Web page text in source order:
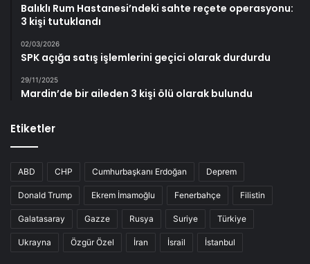
Balıklı Rum Hastanesi’ndeki sahte reçete operasyonu:
3 kişi tutuklandı
02/03/2026
SPK açığa satış işlemlerini geçici olarak durdurdu
29/11/2025
Mardin’de bir aileden 3 kişi ölü olarak bulundu
Etiketler
ABD CHP Cumhurbaşkanı Erdoğan Deprem
Donald Trump Ekrem İmamoğlu Fenerbahçe Filistin
Galatasaray Gazze Rusya Suriye Türkiye
Ukrayna Özgür Özel İran İsrail İstanbul